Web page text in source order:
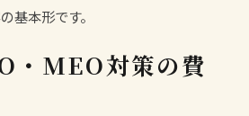
基本形です。
・MEO対策の費